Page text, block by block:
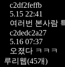
c2df2feffb
5.15 22:41
여러번 본사람
c2dedc2a27
5.16 07:37
오졌다 ㅋㅋㅋ
루리웹(45개)